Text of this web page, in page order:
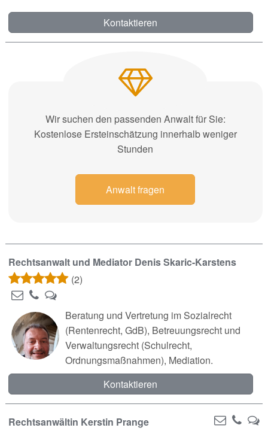
Kontaktieren
Wir suchen den passenden Anwalt für Sie:
Kostenlose Ersteinschätzung innerhalb weniger
Stunden
Anwalt fragen
Rechtsanwalt und Mediator Denis Skaric-Karstens
(2)
Beratung und Vertretung im Sozialrecht
(Rentenrecht, GdB), Betreuungsrecht und
Verwaltungsrecht (Schulrecht,
Ordnungsmaßnahmen), Mediation.
Kontaktieren
Rechtsanwältin Kerstin Prange